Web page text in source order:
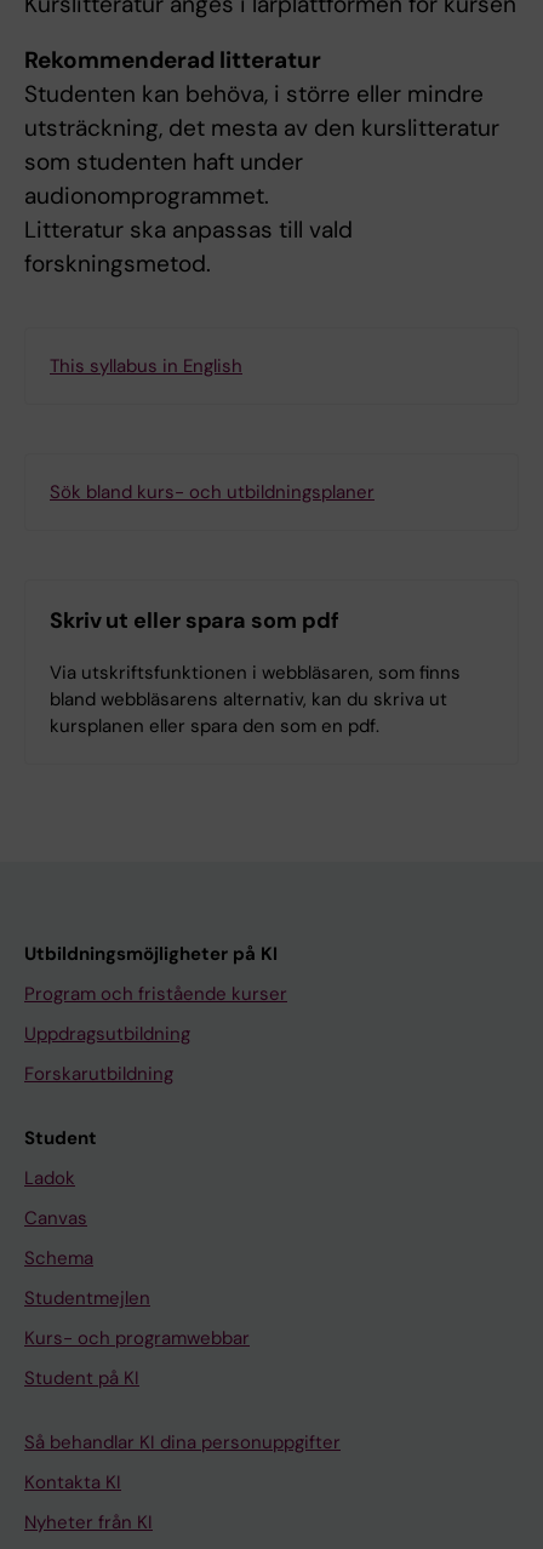
Rekommenderad litteratur
Studenten kan behöva, i större eller mindre
utsträckning, det mesta av den kurslitteratur
som studenten haft under
audionomprogrammet.
Litteratur ska anpassas till vald
forskningsmetod.
This syllabus in English
Sök bland kurs- och utbildningsplaner
Skriv ut eller spara som pdf
Via utskriftsfunktionen i webbläsaren, som finns
bland webbläsarens alternativ, kan du skriva ut
kursplanen eller spara den som en pdf.
Utbildningsmöjligheter på KI
Program och fristående kurser
Uppdragsutbildning
Forskarutbildning
Student
Ladok
Canvas
Schema
Studentmejlen
Kurs- och programwebbar
Student på KI
Så behandlar KI dina personuppgifter
Kontakta KI
Nyheter från KI